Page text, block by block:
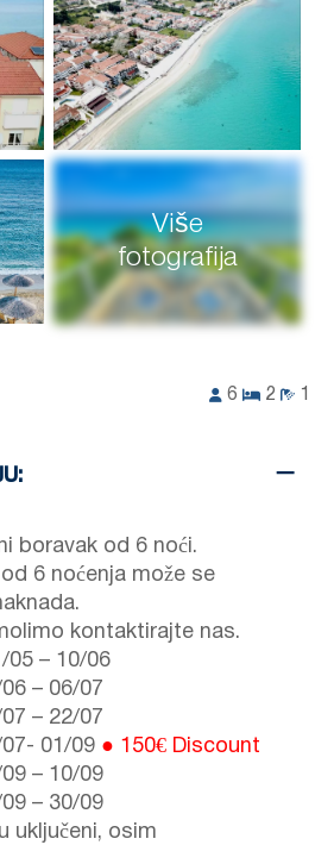
Više
fotografija
6 2 1
boravak od 6 noći.
6 noćenja može se
kontaktirajte nas.
05 – 10/06
– 06/07
– 22/07
- 01/09 ● 150€ Discount
– 10/09
– 30/09
uključeni, osim